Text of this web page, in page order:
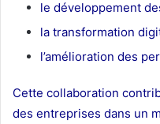
le développement
la transformation
l’amélioration des
Cette collaboration
des entreprises dans un